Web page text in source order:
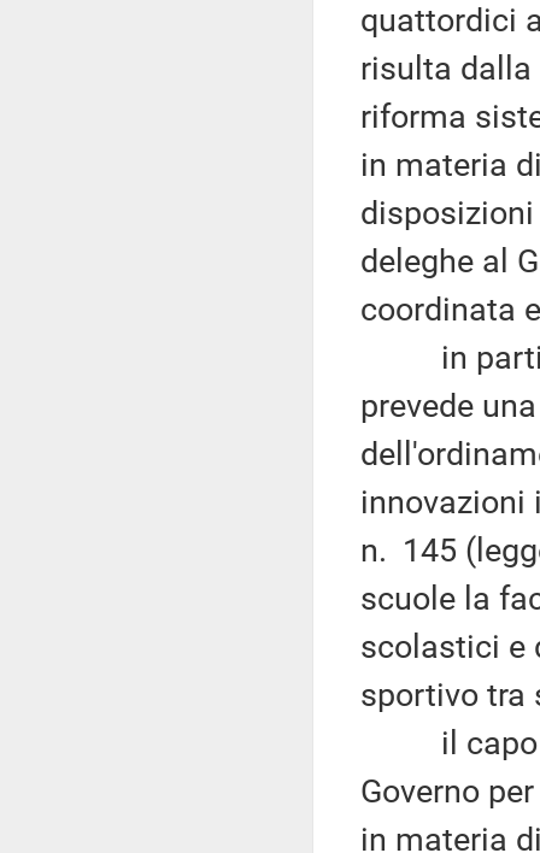
quattordici
risulta dalla
riforma
in materia
deleghe al
coordinata
in
prevede
innovazioni
n. 145
scuole la
scolastici e
sportivo tra
il capo II
Governo
in materia